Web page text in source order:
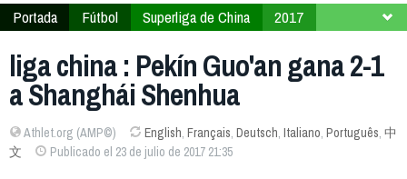
Portada
Fútbol Superliga de China
2017
liga china : Pekín Guo'an gana 2-1
a Shanghái Shenhua
Athlet.org (AMP©) English, Français, Deutsch, Italiano, Português, 中
文
Publicado el 23 de julio de 2017 21:35